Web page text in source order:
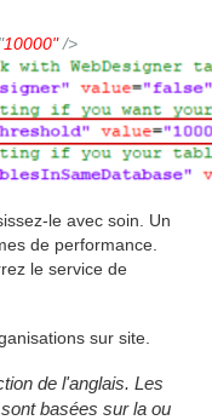
10000"/>
le avec soin. Un
de performance.
le service de
sur site.
de l'anglais. Les
basées sur la ou